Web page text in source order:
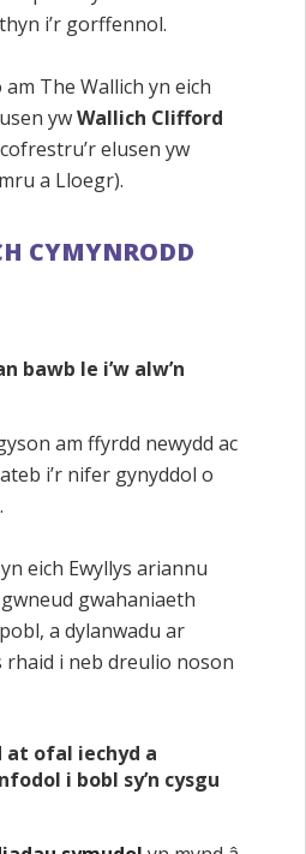
i’r gorffennol.
The Wallich yn eich
ywWallich Clifford
elusen yw
a Lloegr).
CYMYNRODD
bawb le i’w alw’n
am ffyrdd newydd ac
i’r nifer gynyddol o
eich Ewyllys ariannu
gwahaniaeth
a dylanwadu ar
rhaid i neb dreulio noson
at ofal iechyd a
i bobl sy’n cysgu